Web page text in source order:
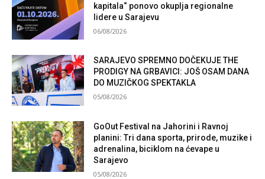
kapitala“ ponovo okuplja regionalne
lidere u Sarajevu
06/08/2026
SARAJEVO SPREMNO DOČEKUJE THE
PRODIGY NA GRBAVICI: JOŠ OSAM DANA
DO MUZIČKOG SPEKTAKLA
05/08/2026
GoOut Festival na Jahorini i Ravnoj
planini: Tri dana sporta, prirode, muzike i
adrenalina, biciklom na ćevape u
Sarajevo
05/08/2026